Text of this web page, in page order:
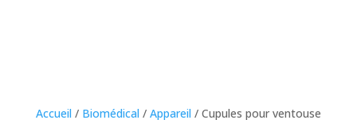
Accueil / Biomédical / Appareil / Cupules pour ventouse